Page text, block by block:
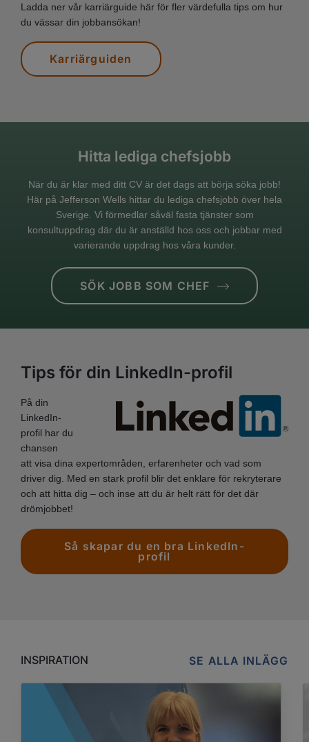
Ladda ner vår karriärguide här för fler värdefulla tips om hur
du vässar din jobbansökan!
Karriärguiden
Hitta lediga chefsjobb
När du är klar med ditt CV är det dags att börja söka jobb!
Här på Jefferson Wells hittar du lediga chefsjobb över hela
Sverige. Vi förmedlar såväl fasta tjänster som
konsultuppdrag där du är anställd hos oss och jobbar med
varierande uppdrag hos våra kunder.
SÖK JOBB SOM CHEF
Tips för din LinkedIn-profil
På din
LinkedIn-
profil har du
chansen
att visa dina expertområden, erfarenheter och vad som
driver dig. Med en stark profil blir det enklare för rekryterare
och att hitta dig – och inse att du är helt rätt för det där
drömjobbet!
Så skapar du en bra LinkedIn-
profil
INSPIRATION SE ALLA INLÄGG